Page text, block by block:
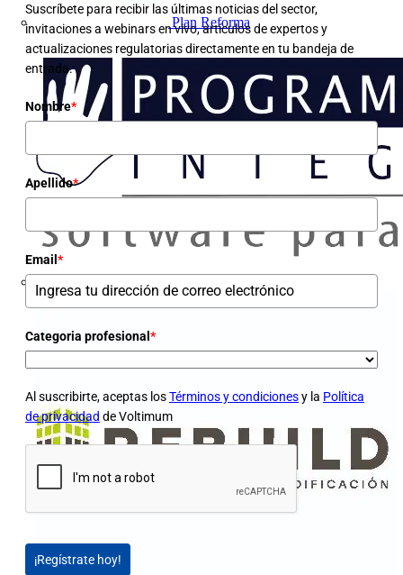
Plan Reforma
Suscríbete para recibir las últimas noticias del sector,
invitaciones a webinars en vivo, artículos de expertos y
actualizaciones regulatorias directamente en tu bandeja de
entrada.
Nombre*
Apellido*
Email *
Categoria profesional *
Al suscribirte, aceptas losTérminos y condicionesy la Política
de privacidad de Voltimum
¡Regístrate hoy!